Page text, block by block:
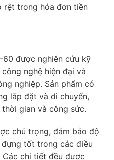
rệt trong hóa đơn tiền
60 được nghiên cứu kỹ
nghệ hiện đại và
nghiệp. Sản phẩm có
lắp đặt và di chuyển,
gian và công sức.
chú trọng, đảm bảo độ
đựng tốt trong các điều
Các chi tiết đều được